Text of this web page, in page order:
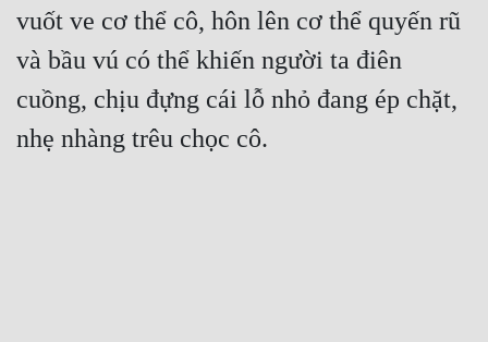
vuốt ve cơ thể cô, hôn lên cơ thể quyến rũ
và bầu vú có thể khiến người ta điên
cuồng, chịu đựng cái lỗ nhỏ đang ép chặt,